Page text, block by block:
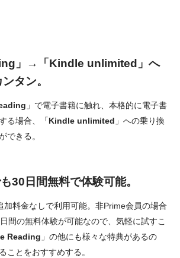
」→「Kindle unlimited」へ
タン。
」で電子書籍に触れ、本格的に電子書
る場合、「 Kindle unlimited 」への乗り換
できる。
30日間無料で体験可能。
加料金なしで利用可能。非Prime会員の場合
間の無料体験が可能なので、気軽に試すこ
Reading 」の他にも様々な特典があるの
ことをおすすめする。